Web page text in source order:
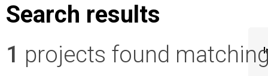
Search results
1 projects found